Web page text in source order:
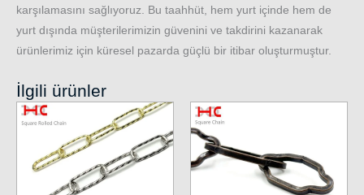
karşılamasını sağlıyoruz. Bu taahhüt, hem yurt içinde hem de
yurt dışında müşterilerimizin güvenini ve takdirini kazanarak
ürünlerimiz için küresel pazarda güçlü bir itibar oluşturmuştur.
İlgili ürünler